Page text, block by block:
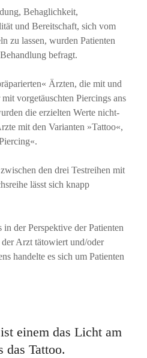
Behaglichkeit,
und Bereitschaft, sich vom
zu lassen, wurden Patienten
befragt.
Ärzten, die mit und
vorgetäuschten Piercings ans
die erzielten Werte nicht-
mit den Varianten »Tattoo«,
den drei Testreihen mit
lässt sich knapp
der Perspektive der Patienten
Arzt tätowiert und/oder
handelte es sich um Patienten
einem das Licht am
das Tattoo.